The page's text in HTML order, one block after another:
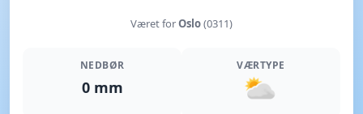
Været forOslo(0311)
NEDBØR
0 mm
VÆRTYPE